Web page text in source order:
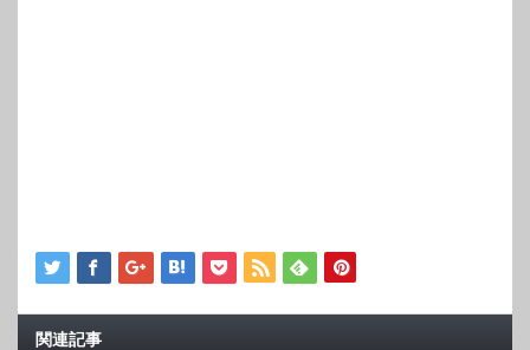
関連記事